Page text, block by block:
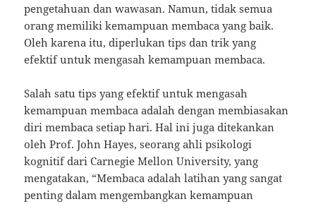
pengetahuan dan wawasan. Namun, tidak semua
orang memiliki kemampuan membaca yang baik.
Oleh karena itu, diperlukan tips dan trik yang
efektif untuk mengasah kemampuan membaca.
Salah satu tips yang efektif untuk mengasah
kemampuan membaca adalah dengan membiasakan
diri membaca setiap hari. Hal ini juga ditekankan
oleh Prof. John Hayes, seorang ahli psikologi
kognitif dari Carnegie Mellon University, yang
mengatakan, “Membaca adalah latihan yang sangat
penting dalam mengembangkan kemampuan